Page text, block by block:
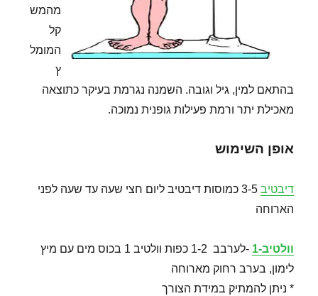
מהמש
קל
המומל
ץ
בהתאם למין, גיל וגובה. השמנה נגרמת בעיקר כתוצאה
מאכילת יתר ורמת פעילות גופנית נמוכה.
אופן השימוש
דיבטיב
3-5 כמוסות דיבטיב ליום חצי שעה עד שעה לפני
הארוחה
וולטיב-1
-לערבב 1-2 כפות וולטיב 1 בכוס מים עם מיץ
לימון, בערב רחוק מארוחה
* ניתן להמתיק במידת הצורך